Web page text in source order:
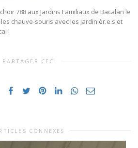
788 aux Jardins Familiaux de Bacalan le
chauve-souris avec les jardinièr.e.s et
!
PARTAGER CECI
CONNEXES